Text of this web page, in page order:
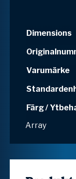
Dimensions
Varumärke
Färg /
Array